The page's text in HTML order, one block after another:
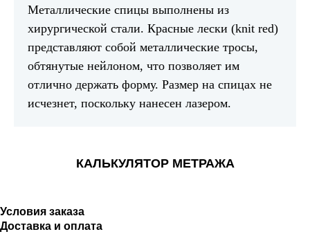
Металлические спицы выполнены из
хирургической стали. Красные лески (knit red)
представляют собой металлические тросы,
обтянутые нейлоном, что позволяет им
отлично держать форму. Размер на спицах не
исчезнет, поскольку нанесен лазером.
КАЛЬКУЛЯТОР МЕТРАЖА
Условия заказа
Доставка и оплата